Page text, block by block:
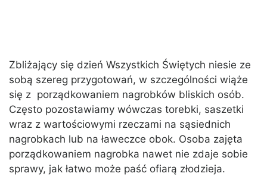
Zbliżający się dzień Wszystkich Świętych niesie ze
sobą szereg przygotowań, w szczególności wiąże
się z porządkowaniem nagrobków bliskich osób.
Często pozostawiamy wówczas torebki, saszetki
wraz z wartościowymi rzeczami na sąsiednich
nagrobkach lub na ławeczce obok. Osoba zajęta
porządkowaniem nagrobka nawet nie zdaje sobie
sprawy, jak łatwo może paść ofiarą złodzieja.